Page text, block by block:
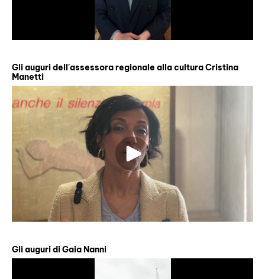
Gli auguri dell'assessora regionale alla cultura Cristina
Manetti
Gli auguri di Gaia Nanni